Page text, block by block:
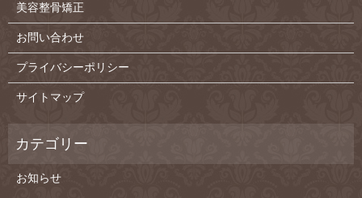
美容整骨矯正
お問い合わせ
プライバシーポリシー
サイトマップ
お知らせ